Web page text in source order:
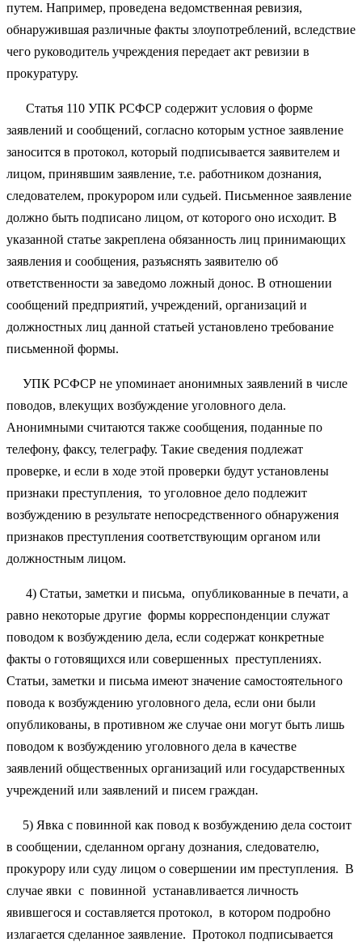
путем. Например, проведена ведомственная ревизия,
обнаружившая различные факты злоупотреблений, вследствие
чего руководитель учреждения передает акт ревизии в
прокуратуру.
Статья 110 УПК РСФСР содержит условия о форме
заявлений и сообщений, согласно которым устное заявление
заносится в протокол, который подписывается заявителем и
лицом, принявшим заявление, т.е. работником дознания,
следователем, прокурором или судьей. Письменное заявление
должно быть подписано лицом, от которого оно исходит. В
указанной статье закреплена обязанность лиц принимающих
заявления и сообщения, разъяснять заявителю об
ответственности за заведомо ложный донос. В отношении
сообщений предприятий, учреждений, организаций и
должностных лиц данной статьей установлено требование
письменной формы.
УПК РСФСР не упоминает анонимных заявлений в числе
поводов, влекущих возбуждение уголовного дела.
Анонимными считаются также сообщения, поданные по
телефону, факсу, телеграфу. Такие сведения подлежат
проверке, и если в ходе этой проверки будут установлены
признаки преступления, то уголовное дело подлежит
возбуждению в результате непосредственного обнаружения
признаков преступления соответствующим органом или
должностным лицом.
4) Статьи, заметки и письма, опубликованные в печати, а
равно некоторые другие формы корреспонденции служат
поводом к возбуждению дела, если содержат конкретные
факты о готовящихся или совершенных преступлениях.
Статьи, заметки и письма имеют значение самостоятельного
повода к возбуждению уголовного дела, если они были
опубликованы, в противном же случае они могут быть лишь
поводом к возбуждению уголовного дела в качестве
заявлений общественных организаций или государственных
учреждений или заявлений и писем граждан.
5) Явка с повинной как повод к возбуждению дела состоит
в сообщении, сделанном органу дознания, следователю,
прокурору или суду лицом о совершении им преступления. В
случае явки с повинной устанавливается личность
явившегося и составляется протокол, в котором подробно
излагается сделанное заявление. Протокол подписывается